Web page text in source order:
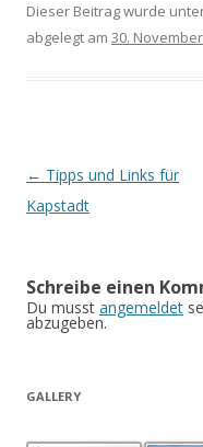
Dieser Beitrag wurde
abgelegt am 30.
Beitrags-
Navigation
← Tipps und Links für
Kapstadt
Schreibe einen
Du musst angemeldet
abzugeben.
GALLERY